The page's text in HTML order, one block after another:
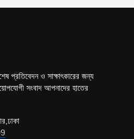
প্রতিবেদন ও সাক্ষাৎকারের জন্য
সংবাদ আপনাদের হাতের